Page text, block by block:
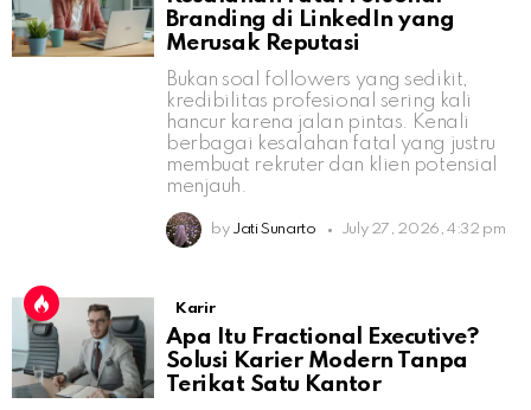
Branding di LinkedIn yang
Merusak Reputasi
Bukan soal followers yang sedikit,
kredibilitas profesional sering kali
hancur karena jalan pintas. Kenali
berbagai kesalahan fatal yang justru
membuat rekruter dan klien potensial
menjauh.
by Jati Sunarto July 27, 2026, 4:32 pm
Karir
Apa Itu Fractional Executive?
Solusi Karier Modern Tanpa
Terikat Satu Kantor